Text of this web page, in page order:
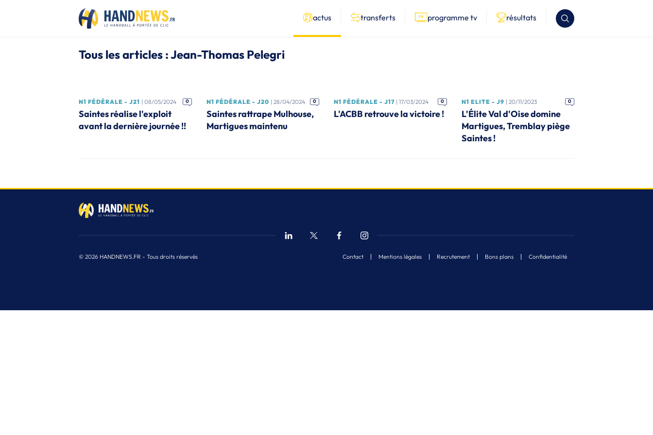
actus transferts programme tv résultats
Tous les articles : Jean-Thomas Pelegri
N1 FÉDÉRALE - J21 | 08/05/2024 0
Saintes réalise l'exploit
avant la dernière journée !!
N1 FÉDÉRALE - J20 | 28/04/2024 0
Saintes rattrape Mulhouse,
Martigues maintenu
N1 FÉDÉRALE - J17 | 17/03/2024 0
L'ACBB retrouve la victoire !
N1 ELITE - J9 | 20/11/2023 0
L'Élite Val d'Oise domine
Martigues, Tremblay piège
Saintes !
© 2026 HANDNEWS.FR - Tous droits réservés Contact Mentions légales Recrutement Bons plans Confidentialité